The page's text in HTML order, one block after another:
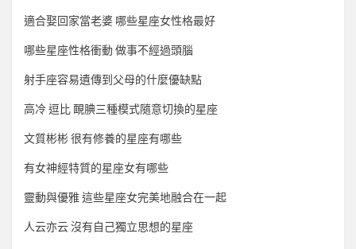
適合娶回家當老婆 哪些星座女性格最好
哪些星座性格衝動 做事不經過頭腦
射手座容易遺傳到父母的什麼優缺點
高冷 逗比 靦腆三種模式隨意切換的星座
文質彬彬 很有修養的星座有哪些
有女神經特質的星座女有哪些
靈動與優雅 這些星座女完美地融合在一起
人云亦云 沒有自己獨立思想的星座